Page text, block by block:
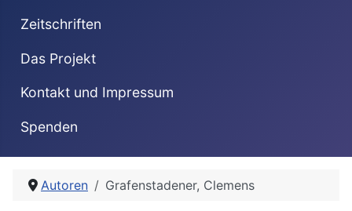
Zeitschriften
Das Projekt
Kontakt und Impressum
Spenden
Autoren Grafenstadener, Clemens